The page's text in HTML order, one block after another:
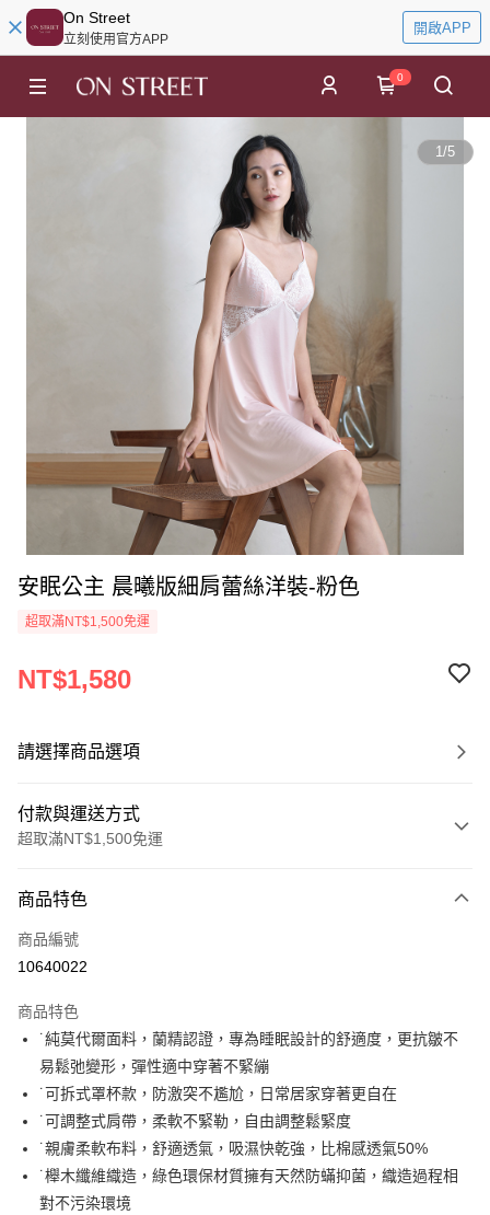
On Street
立刻使用官方APP
開啟APP
0
1/5
安眠公主 晨曦版細肩蕾絲洋裝-粉色
超取滿NT$1,500免運
NT$1,580
請選擇商品選項
付款與運送方式
超取滿NT$1,500免運
信用卡一次付款
信用卡分期付款
合作金庫商業銀行
華南商業銀行
彰化商業銀行
上海商業儲蓄銀行
台北富邦商業銀行
國泰世華商業銀行
兆豐國際商業銀行
臺灣中小企業銀行
台中商業銀行
匯豐（台灣）商業銀行
華泰商業銀行
聯邦商業銀行
遠東國際商業銀行
元大商業銀行
永豐商業銀行
玉山商業銀行
超商取貨付款
LINE Pay
Apple Pay
街口支付
商品特色
商品編號
10640022
商品特色
˙純莫代爾面料，蘭精認證，專為睡眠設計的舒適度，更抗皺不
易鬆弛變形，彈性適中穿著不緊繃
˙可拆式罩杯款，防激突不尷尬，日常居家穿著更自在
˙可調整式肩帶，柔軟不緊勒，自由調整鬆緊度
˙親膚柔軟布料，舒適透氣，吸濕快乾強，比棉感透氣50%
˙櫸木纖維織造，綠色環保材質擁有天然防蟎抑菌，織造過程相
對不污染環境